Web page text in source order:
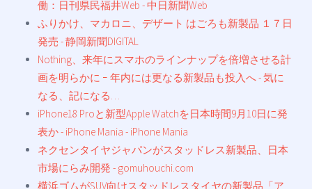
働：日刊県民福井Web - 中日新聞Web
ふりかけ、マカロニ、デザート はごろも新製品 １７日
発売 - 静岡新聞DIGITAL
Nothing、来年にスマホのラインナップを倍増させる計
画を明らかに ｰ 年内には更なる新製品も投入へ - 気に
なる、記になる…
iPhone18 Proと新型Apple Watchを日本時間9月10日に発
表か - iPhone Mania - iPhone Mania
ネクセンタイヤジャパンがスタッドレス新製品、日本
市場にらみ開発 - gomuhouchi.com
横浜ゴムがSUV向けスタッドレスタイヤの新製品「ア